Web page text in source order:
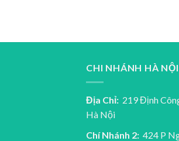
CHI NHÁNH HÀ NỘI
Địa Chỉ: 219 Định
Hà Nội
Chí Nhánh 2: 424 P